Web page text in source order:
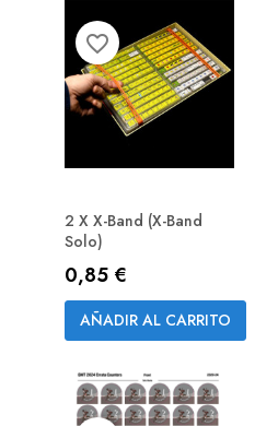
2 X X-Band (X-Band
Solo)
Precio
0,85 €
AÑADIR AL CARRITO
favorite_border